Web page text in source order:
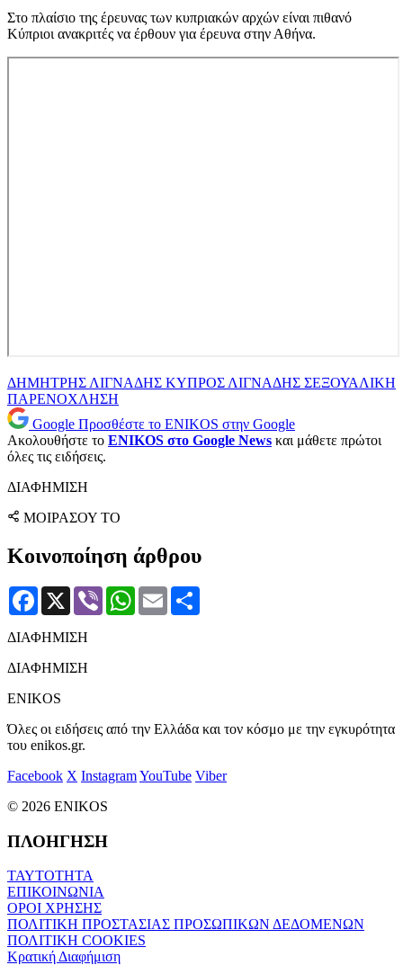
Στο πλαίσιο της έρευνας των κυπριακών αρχών είναι πιθανό
Κύπριοι ανακριτές να έρθουν για έρευνα στην Αθήνα.
ΔΗΜΗΤΡΗΣ ΛΙΓΝΑΔΗΣ ΚΥΠΡΟΣ ΛΙΓΝΑΔΗΣ ΣΕΞΟΥΑΛΙΚΗ
ΠΑΡΕΝΟΧΛΗΣΗ
Google Προσθέστε το ENIKOS στην Google
Ακολουθήστε το ENIKOS στο Google News και μάθετε πρώτοι
όλες τις ειδήσεις.
ΔΙΑΦΗΜΙΣΗ
ΜΟΙΡΑΣΟΥ ΤΟ
Κοινοποίηση άρθρου
Facebook
X Viber WhatsApp
Email
ΔΙΑΦΗΜΙΣΗ
ΔΙΑΦΗΜΙΣΗ
ENIKOS
Όλες οι ειδήσεις από την Ελλάδα και τον κόσμο με την εγκυρότητα
του enikos.gr.
Facebook X InstagramYouTube Viber
© 2026 ENIKOS
ΠΛΟΗΓΗΣΗ
ΤΑΥΤΟΤΗΤΑ
ΕΠΙΚΟΙΝΩΝΙΑ
ΟΡΟΙ ΧΡΗΣΗΣ
ΠΟΛΙΤΙΚΗ ΠΡΟΣΤΑΣΙΑΣ ΠΡΟΣΩΠΙΚΩΝ ΔΕΔΟΜΕΝΩΝ
ΠΟΛΙΤΙΚΗ COOKIES
Κρατική Διαφήμιση